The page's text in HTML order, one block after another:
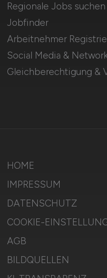
Regionale Jobs suchen
Jobfinder
Arbeitnehmer
Social Media &
Gleichberechtigung &
HOME
IMPRESSUM
DATENSCHUTZ
COOKIE-
AGB
BILDQUELLEN